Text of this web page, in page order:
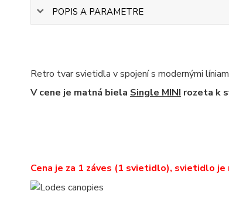
POPIS A PARAMETRE
Retro tvar svietidla v spojení s modernými
V cene je matná biela Single MINI rozeta k
Cena je za 1 záves (1 svietidlo), svietidlo je